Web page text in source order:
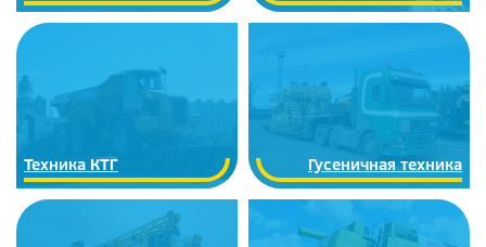
Техника КТГ Гусеничная техника